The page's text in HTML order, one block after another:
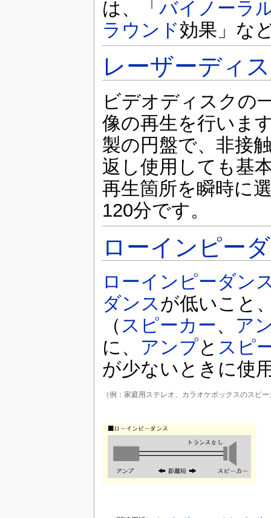
は、「 バイノーラ
ラウンド効果」な
レーザーディ
ビデオディスクの
像の再生を行いま
製の円盤で、非接
返し使用しても基
再生箇所を瞬時に
120分です。
ローインピー
ローインピーダン
ダンスが低いこと
（ スピーカー、 ア
に、 アンプと スピ
が少ないときに使
（例：家庭用ステレオ、カラオケボックスのスピ